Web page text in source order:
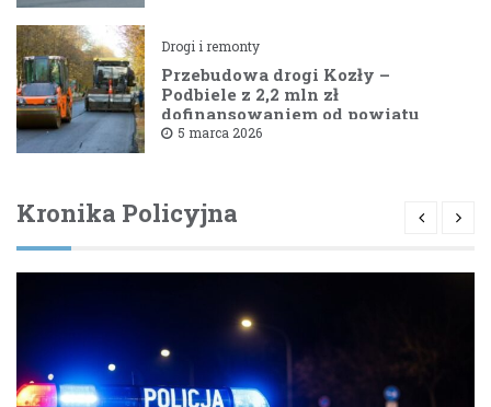
Drogi i remonty
Przebudowa drogi Kozły –
Podbiele z 2,2 mln zł
dofinansowaniem od powiatu
bielskiego
5 marca 2026
Kronika Policyjna